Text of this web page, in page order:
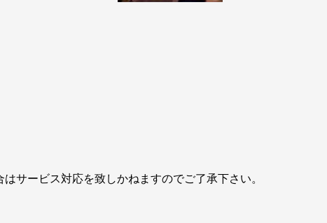
サービス対応を致しかねますのでご了承下さい。